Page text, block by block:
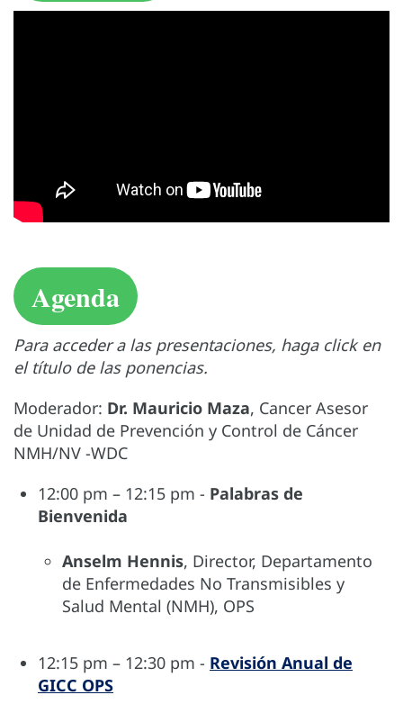
Agenda
Para acceder a las presentaciones, haga click en
el título de las ponencias.
Moderador: Dr. Mauricio Maza, Cancer Asesor
de Unidad de Prevención y Control de Cáncer
NMH/NV -WDC
12:00 pm – 12:15 pm - Palabras de
Bienvenida
Anselm Hennis, Director, Departamento
de Enfermedades No Transmisibles y
Salud Mental (NMH), OPS
12:15 pm – 12:30 pm - Revisión Anual de
GICC OPS